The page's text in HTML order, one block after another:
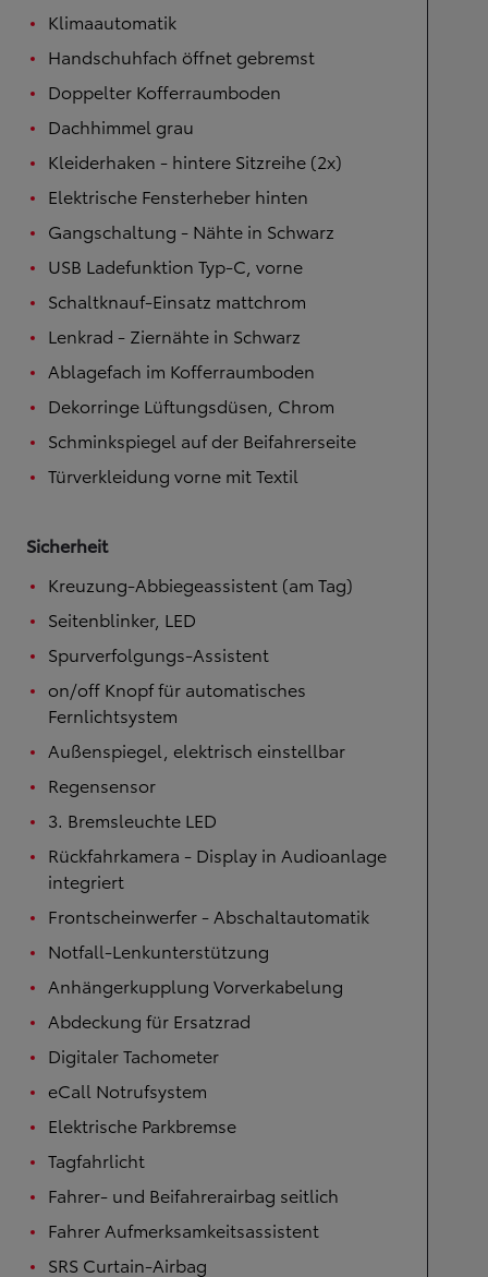
Klimaautomatik
Handschuhfach öffnet gebremst
Doppelter Kofferraumboden
Dachhimmel grau
Kleiderhaken - hintere Sitzreihe (2x)
Elektrische Fensterheber hinten
Gangschaltung - Nähte in Schwarz
USB Ladefunktion Typ-C, vorne
Schaltknauf-Einsatz mattchrom
Lenkrad - Ziernähte in Schwarz
Ablagefach im Kofferraumboden
Dekorringe Lüftungsdüsen, Chrom
Schminkspiegel auf der Beifahrerseite
Türverkleidung vorne mit Textil
Sicherheit
Kreuzung-Abbiegeassistent (am Tag)
Seitenblinker, LED
Spurverfolgungs-Assistent
on/off Knopf für automatisches
Fernlichtsystem
Außenspiegel, elektrisch einstellbar
Regensensor
3. Bremsleuchte LED
Rückfahrkamera - Display in Audioanlage
integriert
Frontscheinwerfer - Abschaltautomatik
Notfall-Lenkunterstützung
Anhängerkupplung Vorverkabelung
Abdeckung für Ersatzrad
Digitaler Tachometer
eCall Notrufsystem
Elektrische Parkbremse
Tagfahrlicht
Fahrer- und Beifahrerairbag seitlich
Fahrer Aufmerksamkeitsassistent
SRS Curtain-Airbag